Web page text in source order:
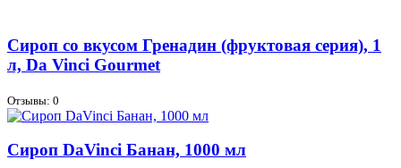
Сироп со вкусом Гренадин (фруктовая серия), 1
л, Da Vinci Gourmet
Отзывы: 0
Сироп DaVinci Банан, 1000 мл